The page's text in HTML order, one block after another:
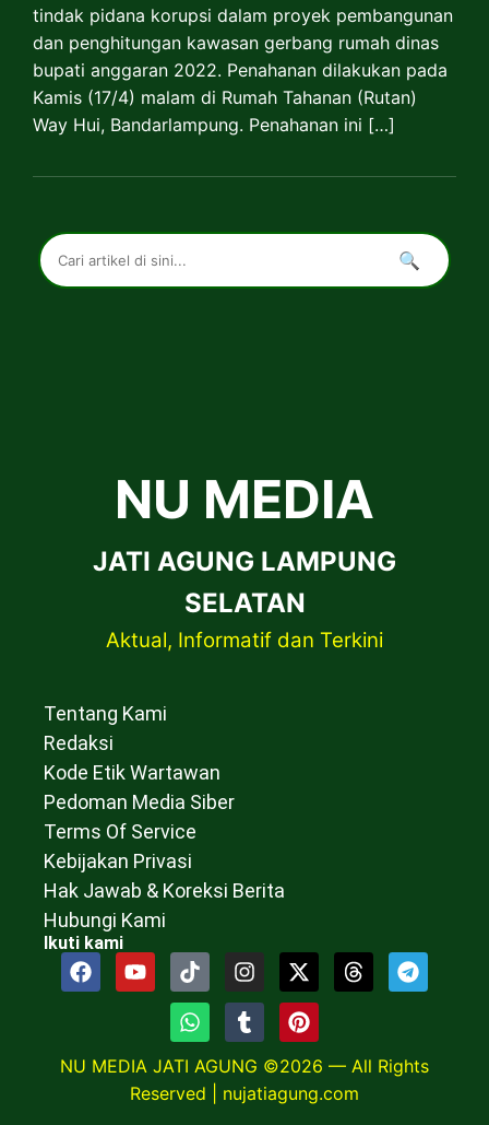
tindak pidana korupsi dalam proyek pembangunan
dan penghitungan kawasan gerbang rumah dinas
bupati anggaran 2022. Penahanan dilakukan pada
Kamis (17/4) malam di Rumah Tahanan (Rutan)
Way Hui, Bandarlampung. Penahanan ini […]
🔍
NU MEDIA
JATI AGUNG LAMPUNG
SELATAN
Aktual, Informatif dan Terkini
Tentang Kami
Redaksi
Kode Etik Wartawan
Pedoman Media Siber
Terms Of Service
Kebijakan Privasi
Hak Jawab & Koreksi Berita
Hubungi Kami
Ikuti kami
NU MEDIA JATI AGUNG ©2026 — All Rights
Reserved | nujatiagung.com